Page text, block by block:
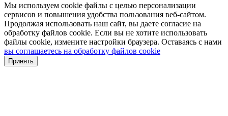
Мы используем cookie файлы с целью персонализации
сервисов и повышения удобства пользования веб-сайтом.
Продолжая использовать наш сайт, вы даете согласие на
обработку файлов cookie. Если вы не хотите использовать
файлы cookie, измените настройки браузера. Оставаясь с нами
вы соглашаетесь на обработку файлов cookie
Принять